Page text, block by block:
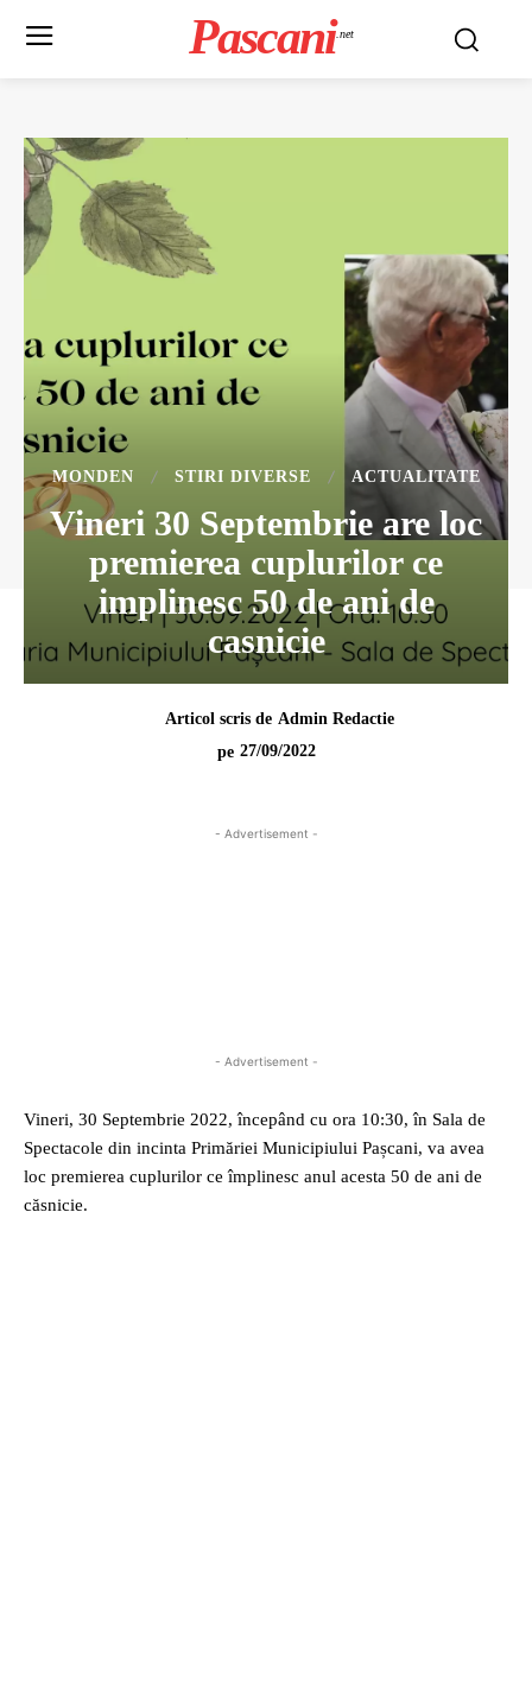
Pascani .net
MONDEN STIRI DIVERSE ACTUALITATE
Vineri 30 Septembrie are loc
premierea cuplurilor ce
implinesc 50 de ani de
casnicie
Articol scris de Admin Redactie
pe 27/09/2022
- Advertisement -
- Advertisement -
Vineri, 30 Septembrie 2022, începând cu ora 10:30, în Sala de
Spectacole din incinta Primăriei Municipiului Pașcani, va avea
loc premierea cuplurilor ce împlinesc anul acesta 50 de ani de
căsnicie.